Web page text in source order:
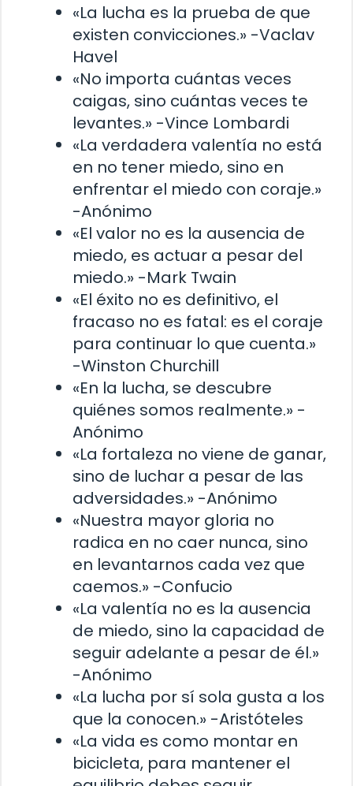
«La lucha es la prueba de que
existen convicciones.» -Vaclav
Havel
«No importa cuántas veces
caigas, sino cuántas veces te
levantes.» -Vince Lombardi
«La verdadera valentía no está
en no tener miedo, sino en
enfrentar el miedo con coraje.»
-Anónimo
«El valor no es la ausencia de
miedo, es actuar a pesar del
miedo.» -Mark Twain
«El éxito no es definitivo, el
fracaso no es fatal: es el coraje
para continuar lo que cuenta.»
-Winston Churchill
«En la lucha, se descubre
quiénes somos realmente.» -
Anónimo
«La fortaleza no viene de ganar,
sino de luchar a pesar de las
adversidades.» -Anónimo
«Nuestra mayor gloria no
radica en no caer nunca, sino
en levantarnos cada vez que
caemos.» -Confucio
«La valentía no es la ausencia
de miedo, sino la capacidad de
seguir adelante a pesar de él.»
-Anónimo
«La lucha por sí sola gusta a los
que la conocen.» -Aristóteles
«La vida es como montar en
bicicleta, para mantener el